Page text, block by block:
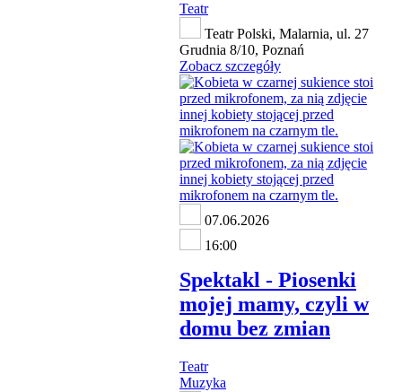
Teatr
Teatr Polski, Malarnia, ul. 27
Grudnia 8/10, Poznań
Zobacz szczegóły
07.06.2026
16:00
Spektakl - Piosenki
mojej mamy, czyli w
domu bez zmian
Teatr
Muzyka